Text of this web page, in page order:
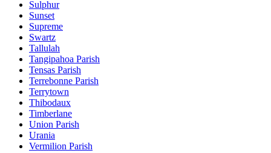
Sulphur
Sunset
Supreme
Swartz
Tallulah
Tangipahoa Parish
Tensas Parish
Terrebonne Parish
Terrytown
Thibodaux
Timberlane
Union Parish
Urania
Vermilion Parish